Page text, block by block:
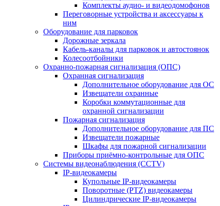
Комплекты аудио- и видеодомофонов
Переговорные устройства и аксессуары к
ним
Оборудование для парковок
Дорожные зеркала
Кабель-каналы для парковок и автостоянок
Колесоотбойники
Охранно-пожарная сигнализация (ОПС)
Охранная сигнализация
Дополнительное оборудование для ОС
Извещатели охранные
Коробки коммутационные для
охранной сигнализации
Пожарная сигнализация
Дополнительное оборудование для ПС
Извещатели пожарные
Шкафы для пожарной сигнализации
Приборы приёмно-контрольные для ОПС
Системы видеонаблюдения (CCTV)
IP-видеокамеры
Купольные IP-видеокамеры
Поворотные (PTZ) видеокамеры
Цилиндрические IP-видеокамеры